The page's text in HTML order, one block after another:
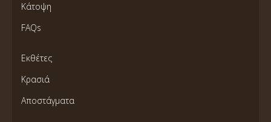
Κάτοψη
FAQs
Εκθέτες
Κρασιά
Αποστάγματα